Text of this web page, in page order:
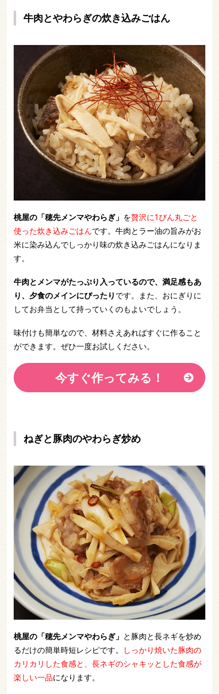
牛肉とやわらぎの炊き込みごはん
桃屋の「穂先メンマやわらぎ」 を贅沢に1びん丸ごと
使った炊き込みごはんです。牛肉とラー油の旨みがお
米に染み込んでしっかり味の炊き込みごはんになりま
す。
牛肉とメンマがたっぷり入っているので、満足感もあ
り、夕食のメインにぴったりです。また、おにぎりに
してお弁当として持っていくのもよいでしょう。
味付けも簡単なので、材料さえあればすぐに作ること
ができます。ぜひ一度お試しください。
今すぐ作ってみる！
ねぎと豚肉のやわらぎ炒め
桃屋の「穂先メンマやわらぎ」 と豚肉と長ネギを炒め
るだけの簡単時短レシピです。
しっかり焼いた豚肉の
カリカリした食感と、長ネギのシャキッとした食感が
楽しい一品になります。